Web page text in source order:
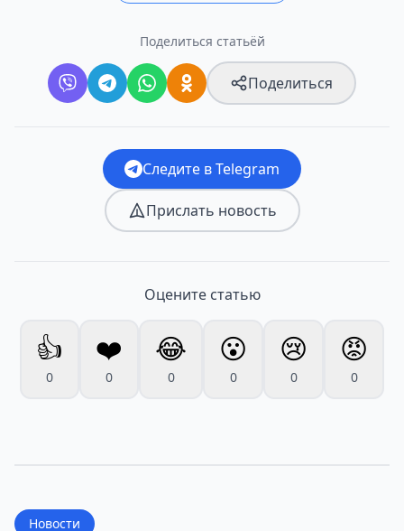
Поделиться статьёй
Поделиться
Следите в Telegram
Прислать новость
Оцените статью
👍
0
❤️
0
😂
0
😮
0
😢
0
😡
0
Новости